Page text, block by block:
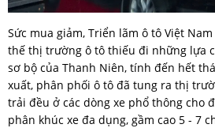
Sức mua giảm, Triển lãm ô tô Việt
thế thị trường ô tô thiếu đi những lựa
sơ bộ của Thanh Niên, tính đến hết
xuất, phân phối ô tô đã tung ra thị
trải đều ở các dòng xe phổ thông cho
phân khúc xe đa dụng, gầm cao 5 - 7